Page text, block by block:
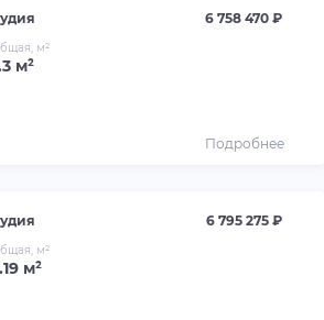
6 758 470 ₽
м²
м²
Подробнее
6 795 275 ₽
м²
м²